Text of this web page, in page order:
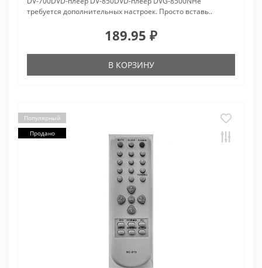
требуется дополнительных настроек. Просто вставь..
189.95 ₽
В КОРЗИНУ
Популярный
Продано